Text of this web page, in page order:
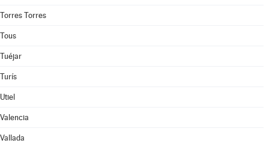
Torres Torres
Tous
Tuéjar
Turís
Utiel
Valencia
Vallada